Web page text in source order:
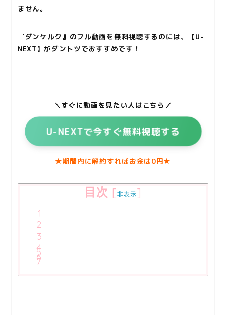
ません。
『ダンケルク』のフル動画を無料視聴するのには、【U-
NEXT】がダントツでおすすめです！
＼すぐに動画を見たい人はこちら／
U-NEXTで今すぐ無料視聴する
★期間内に解約すればお金は0円★
目次 [非表示]